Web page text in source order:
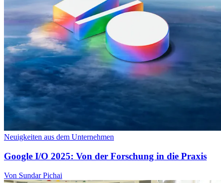
Neuigkeiten aus dem Unternehmen
Google I/O 2025: Von der Forschung in die Praxis
Von Sundar Pichai